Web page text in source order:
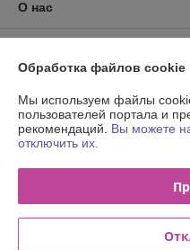
О нас
График работы
Политика обработки
Обработка файлов cookie
Мы используем файлы
пользователей портала и
рекомендаций. Вы можете
отключить их.